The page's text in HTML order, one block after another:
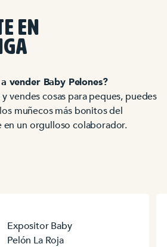
EN
vender Baby Pelones?
vendes cosas para peques, puedes
muñecos más bonitos del
un orgulloso colaborador.
Expositor Baby
Pelón La Roja